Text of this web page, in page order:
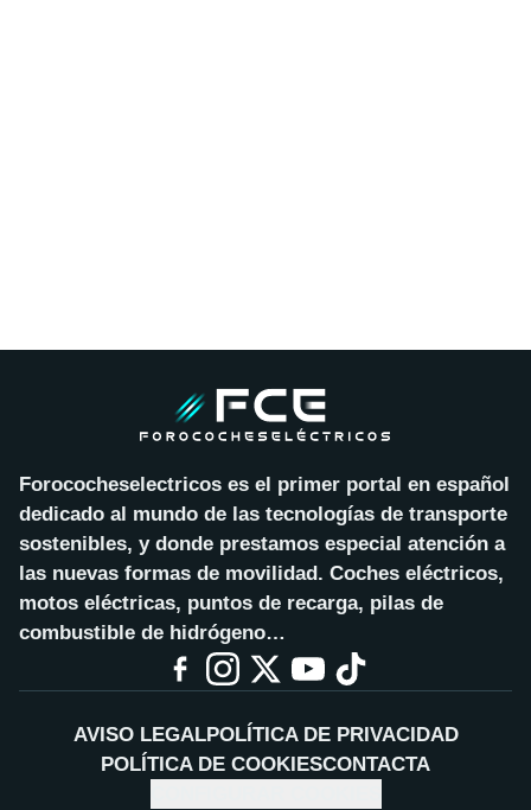
Forococheselectricos es el primer portal en español
dedicado al mundo de las tecnologías de transporte
sostenibles, y donde prestamos especial atención a
las nuevas formas de movilidad. Coches eléctricos,
motos eléctricas, puntos de recarga, pilas de
combustible de hidrógeno…
AVISO LEGALPOLÍTICA DE PRIVACIDAD
POLÍTICA DE COOKIESCONTACTA